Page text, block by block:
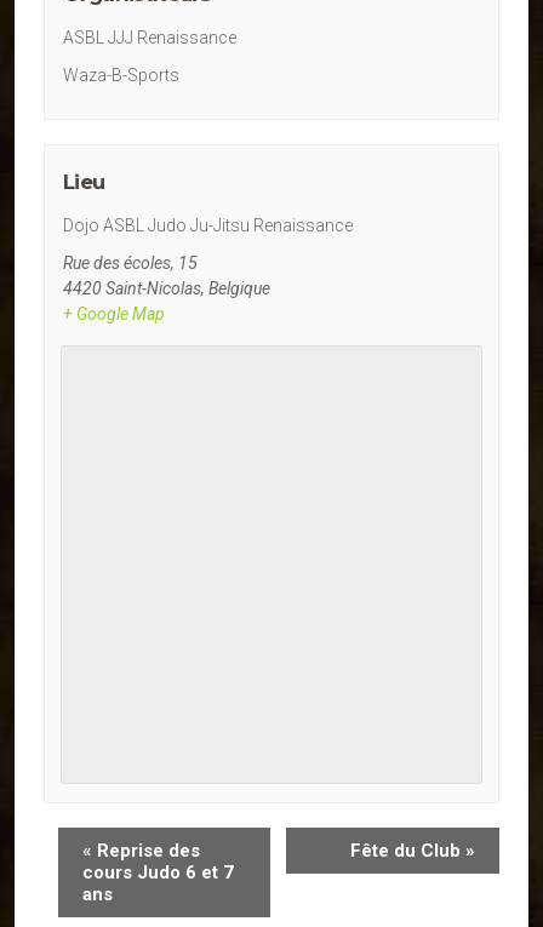
ASBL JJJ Renaissance
Waza-B-Sports
Lieu
Dojo ASBL Judo Ju-Jitsu Renaissance
Rue des écoles, 15
4420 Saint-Nicolas, Belgique
+ Google Map
« Reprise des
cours Judo 6 et 7
ans
Fête du Club »